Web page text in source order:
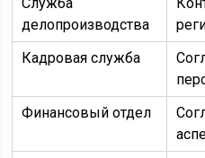
Служба
делопроизводства
Кадровая служба
Финансовый отдел